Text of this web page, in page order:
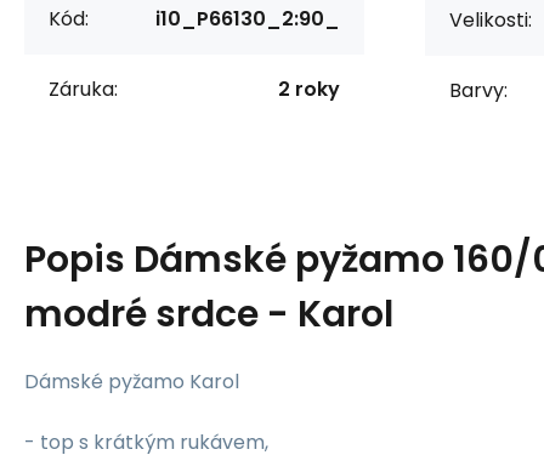
Kód: i10_P66130_2:90_
Záruka: 2 roky
Velikosti:
Barvy:
Popis Dámské pyžamo
modré srdce - Karol
Dámské pyžamo Karol
- top s krátkým rukávem,